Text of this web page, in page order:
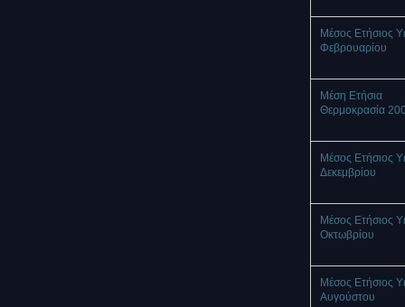
Μέσος Ετήσιος
Φεβρουαρίου
Μέση Ετήσια
Θερμοκρασία
Μέσος Ετήσιος
Δεκεμβρίου
Μέσος Ετήσιος
Οκτωβρίου
Μέσος Ετήσιος
Αυγούστου